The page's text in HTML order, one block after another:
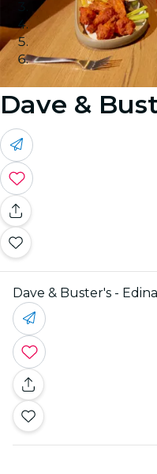
Dave &
Dave & Buster's - Edina